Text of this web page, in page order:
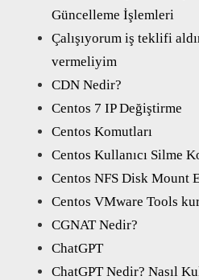
Güncelleme İşlemleri
Çalışıyorum iş teklifi
vermeliyim
CDN Nedir?
Centos 7 IP Değiştirme
Centos Komutları
Centos Kullanıcı Silme
Centos NFS Disk Mount
Centos VMware Tools
CGNAT Nedir?
ChatGPT
ChatGPT Nedir? Nasıl